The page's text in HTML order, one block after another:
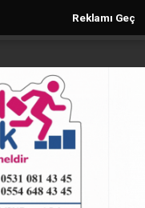
Reklamı Geç
- 15:24